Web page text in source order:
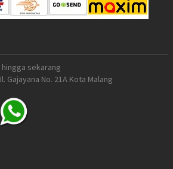
sekarang
Gajayana No. 21A Kota Malang